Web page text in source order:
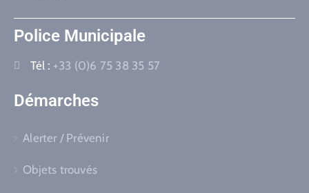
Police Municipale
Tél : +33 (0)6 75 38 35 57
Démarches
Alerter / Prévenir
Objets trouvés